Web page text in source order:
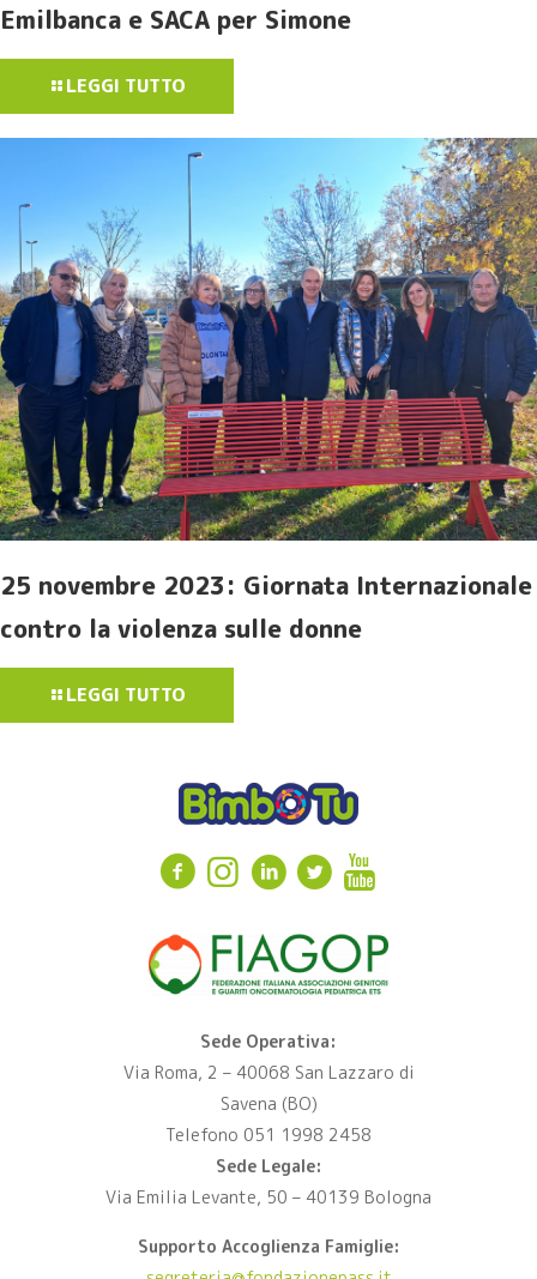
Emilbanca e SACA per Simone
LEGGI TUTTO
25 novembre 2023: Giornata Internazionale
contro la violenza sulle donne
LEGGI TUTTO
Sede Operativa:
Via Roma, 2 – 40068 San Lazzaro di
Savena (BO)
Telefono 051 1998 2458
Sede Legale:
Via Emilia Levante, 50 – 40139 Bologna
Supporto Accoglienza Famiglie: